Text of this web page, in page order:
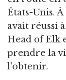
États-Unis.
avait réussi
Head of Elk
prendre la
l'obtenir.